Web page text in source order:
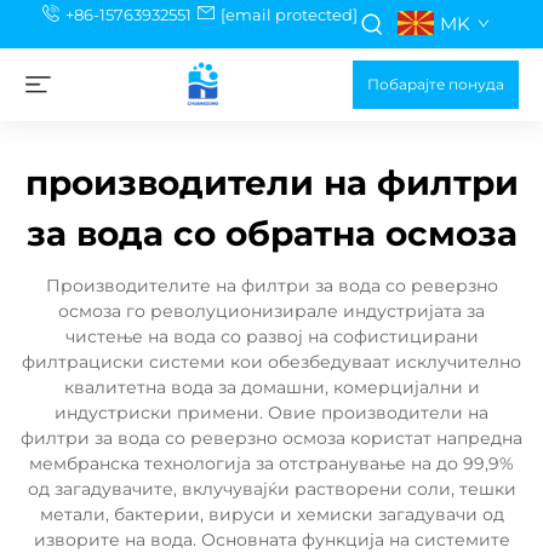
+86-15763932551 [email protected] MK
Побарајте понуда
производители на филтри
за вода со обратна осмоза
Производителите на филтри за вода со реверзно
осмоза го револуционизирале индустријата за
чистење на вода со развој на софистицирани
филтрациски системи кои обезбедуваат исклучително
квалитетна вода за домашни, комерцијални и
индустриски примени. Овие производители на
филтри за вода со реверзно осмоза користат напредна
мембранска технологија за отстранување на до 99,9%
од загадувачите, вклучувајќи растворени соли, тешки
метали, бактерии, вируси и хемиски загадувачи од
изворите на вода. Основната функција на системите